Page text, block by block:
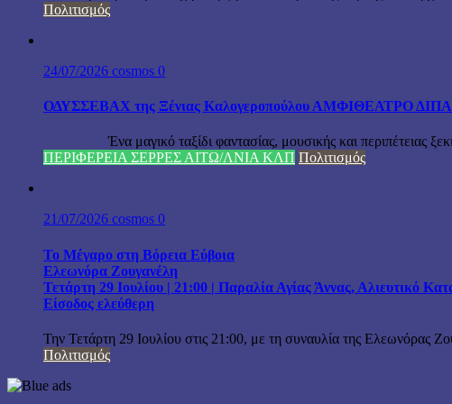
Πολιτισμός
24/07/2026 cosmos 0
ΟΔΥΣΣΕΒΑΧ της Ξένιας Καλογεροπούλου ΑΜΦΙΘΕΑΤΡΟ
Ένα μαγικό ταξίδι φαντασίας, μουσικής και περιπέτειας
ΠΕΡΙΦΕΡΕΙΑ ΣΕΡΡΕΣ ΑΙΤΩ/ΛΝΙΑ ΚΛΠ Πολιτισμός
21/07/2026 cosmos 0
Το Μέγαρο στη Βόρεια Εύβοια
Ελεωνόρα Ζουγανέλη
Τετάρτη 29 Ιουλίου | 21:00 | Παραλία Αγίας Άννας, Αλιευτικό
Είσοδος ελεύθερη
Την Τετάρτη 29 Ιουλίου στις 21:00, με τη συναυλία της Ελεωνόρας
Πολιτισμός